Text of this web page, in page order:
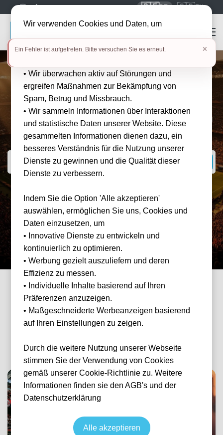
Ein Fehler ist aufgetreten. Bitte versuchen Sie es erneut.
🇩🇪DE 🇬🇧EN
Tickets und Reisepakete für
Sport- und Live-Events
weltweit
Bei Tickwell Travel buchst du dein Lieblingsevent günstig, schnell und
⚽ 1. Bundesliga 🎾 Grand Slams 🏎 Formel 1
🎵 Konzerte ⭐ Champions League
BELIEBTE KATEGORIEN
Schnell zu deiner Lieblings-
Eventkategorie
Bundesliga, Premier
Formel 1
Wir verwenden Cookies und Daten, um
• die Benutzerfreundlichkeit unserer Website zu
• Wir überwachen aktiv auf Störungen und
ergreifen Maßnahmen zur Bekämpfung von
Spam, Betrug und Missbrauch.
• Wir sammeln Informationen über Interaktionen
und statistische Daten unserer Website. Diese
gesammelten Informationen dienen dazu, ein
besseres Verständnis für die Nutzung unserer
Dienste zu gewinnen und die Qualität dieser
Dienste zu verbessern.
Indem Sie die Option 'Alle akzeptieren'
auswählen, ermöglichen Sie uns, Cookies und
Daten einzusetzen, um
• Innovative Dienste zu entwickeln und
kontinuierlich zu optimieren.
• Werbung gezielt auszuliefern und deren
Effizienz zu messen.
• Individuelle Inhalte basierend auf Ihren
Präferenzen anzuzeigen.
• Maßgeschneiderte Werbeanzeigen basierend
auf Ihren Einstellungen zu zeigen.
Durch die weitere Nutzung unserer Webseite
stimmen Sie der Verwendung von Cookies
gemäß unserer Cookie-Richtlinie zu. Weitere
Informationen finden sie den AGB's und der
Datenschutzerklärung
Alle akzeptieren